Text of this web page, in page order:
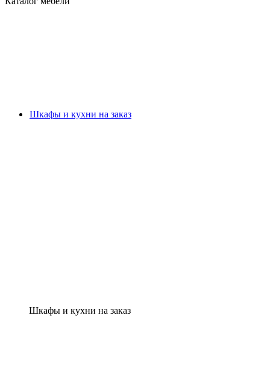
Шкафы и кухни на заказ
Шкафы и кухни на заказ